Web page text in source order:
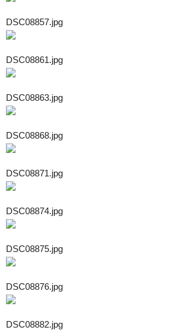
DSC08857.jpg
DSC08861.jpg
DSC08863.jpg
DSC08868.jpg
DSC08871.jpg
DSC08874.jpg
DSC08875.jpg
DSC08876.jpg
DSC08882.jpg